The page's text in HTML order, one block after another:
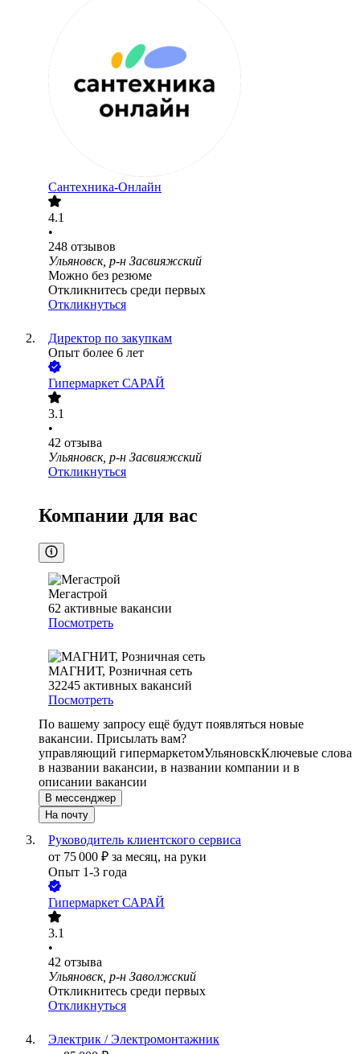
Сантехника-Онлайн
4.1
•
248 отзывов
Ульяновск, р-н Засвияжский
Можно без резюме
Откликнитесь среди первых
Откликнуться
Директор по закупкам
Опыт более 6 лет
Гипермаркет САРАЙ
3.1
•
42 отзыва
Ульяновск, р-н Засвияжский
Откликнуться
Компании для вас
Мегастрой
62 активные вакансии
Посмотреть
МАГНИТ, Розничная сеть
32245 активных вакансий
Посмотреть
По вашему запросу ещё будут появляться новые
вакансии. Присылать вам?
управляющий гипермаркетомУльяновскКлючевые слова
в названии вакансии, в названии компании и в
описании вакансии
В мессенджер
На почту
Руководитель клиентского сервиса
от 75 000 ₽ за месяц, на руки
Опыт 1-3 года
Гипермаркет САРАЙ
3.1
•
42 отзыва
Ульяновск, р-н Заволжский
Откликнитесь среди первых
Откликнуться
Электрик / Электромонтажник